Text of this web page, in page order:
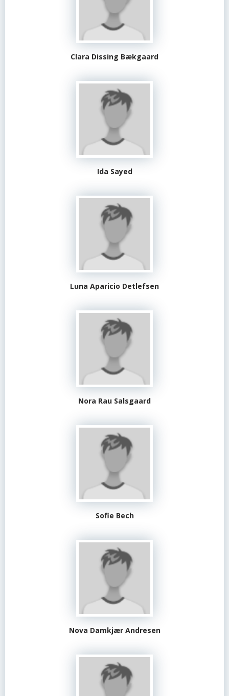
Clara Dissing Bækgaard
Ida Sayed
Luna Aparicio Detlefsen
Nora Rau Salsgaard
Sofie Bech
Nova Damkjær Andresen